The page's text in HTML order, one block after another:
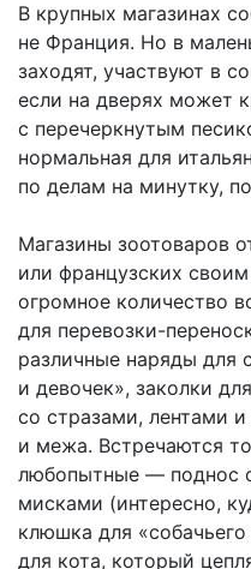
В крупных магазинах
не Франция. Но в
заходят, участвуют в
если на дверях может
с перечеркнутым
нормальная для
по делам на минутку,
Магазины зоотоваров
или французских
огромное количество
для перевозки-
различные наряды для
и девочек», заколки
со стразами, лентами
и межа. Встречаются
любопытные — поднос
мисками (интересно,
клюшка для
для кота, который